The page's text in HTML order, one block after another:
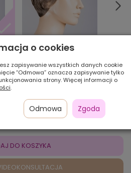
ashgrey/mix
Ilość szt.:
1 450,00 zł
DO KOSZYKA
o cookies
zapisywanie wszystkich danych cookie
“Odmowa” oznacza zapisywanie tylko
strony. Więcej informacji o
.
Odmowa Zgoda